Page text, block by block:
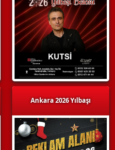
Ankara 2026 Yılbaşı